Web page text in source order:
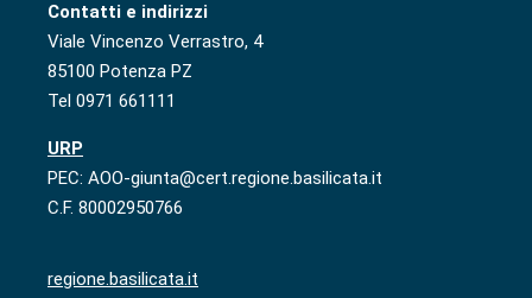
Contatti e indirizzi
Viale Vincenzo Verrastro, 4
85100 Potenza PZ
Tel 0971 661111
URP
PEC: AOO-giunta@cert.regione.basilicata.it
C.F. 80002950766
regione.basilicata.it